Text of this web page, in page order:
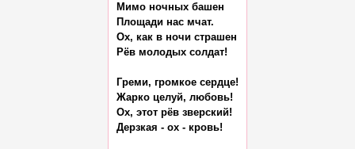
Мимо ночных башен
Площади нас мчат.
Ох, как в ночи страшен
Рёв молодых солдат!
Греми, громкое сердце!
Жарко целуй, любовь!
Ох, этот рёв зверский!
Дерзкая - ох - кровь!